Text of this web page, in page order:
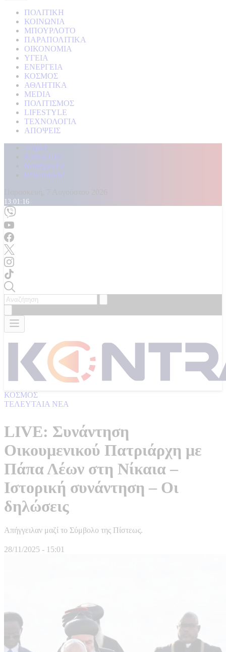
ΠΟΛΙΤΙΚΗ
ΚΟΙΝΩΝΙΑ
ΜΠΟΥΡΛΟΤΟ
ΠΑΡΑΠΟΛΙΤΙΚΑ
ΟΙΚΟΝΟΜΙΑ
ΥΓΕΙΑ
ΕΝΕΡΓΕΙΑ
ΚΟΣΜΟΣ
ΑΘΛΗΤΙΚΑ
MEDIA
ΠΟΛΙΤΙΣΜΟΣ
LIFESTYLE
ΤΕΧΝΟΛΟΓΙΑ
ΑΠΟΨΕΙΣ
Αρχική
Kontra Live
Καταγγελίες
Επικοινωνία
13:01:18
ΚΟΣΜΟΣ
ΤΕΛΕΥΤΑΙΑ ΝΕΑ
LIVE: Συνάντηση
Οικουμενικού Πατριάρχη με
Πάπα Λέων στη Νίκαια –
Ιστορική συνάντηση – Οι
δηλώσεις
Απήγγειλαν μαζί το Σύμβολο της Πίστεως.
28/11/2025 - 15:01